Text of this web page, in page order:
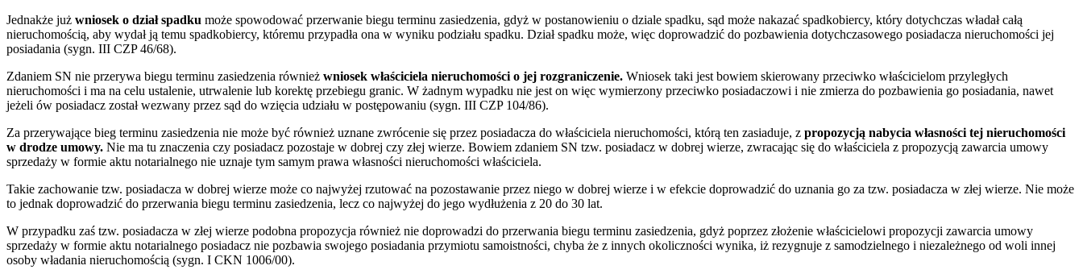
Jednakże już wniosek o dział spadku może spowodować przerwanie biegu terminu zasiedzenia, gdyż w postanowieniu o dziale spadku, sąd może nakazać spadkobiercy, który dotychczas władał całą
nieruchomością, aby wydał ją temu spadkobiercy, któremu przypadła ona w wyniku podziału spadku. Dział spadku może, więc doprowadzić do pozbawienia dotychczasowego posiadacza nieruchomości jej
posiadania (sygn. III CZP 46/68).
Zdaniem SN nie przerywa biegu terminu zasiedzenia również wniosek właściciela nieruchomości o jej rozgraniczenie. Wniosek taki jest bowiem skierowany przeciwko właścicielom przyległych
nieruchomości i ma na celu ustalenie, utrwalenie lub korektę przebiegu granic. W żadnym wypadku nie jest on więc wymierzony przeciwko posiadaczowi i nie zmierza do pozbawienia go posiadania, nawet
jeżeli ów posiadacz został wezwany przez sąd do wzięcia udziału w postępowaniu (sygn. III CZP 104/86).
Za przerywające bieg terminu zasiedzenia nie może być również uznane zwrócenie się przez posiadacza do właściciela nieruchomości, którą ten zasiaduje, z propozycją nabycia własności tej nieruchomości
w drodze umowy. Nie ma tu znaczenia czy posiadacz pozostaje w dobrej czy złej wierze. Bowiem zdaniem SN tzw. posiadacz w dobrej wierze, zwracając się do właściciela z propozycją zawarcia umowy
sprzedaży w formie aktu notarialnego nie uznaje tym samym prawa własności nieruchomości właściciela.
Takie zachowanie tzw. posiadacza w dobrej wierze może co najwyżej rzutować na pozostawanie przez niego w dobrej wierze i w efekcie doprowadzić do uznania go za tzw. posiadacza w złej wierze. Nie może
to jednak doprowadzić do przerwania biegu terminu zasiedzenia, lecz co najwyżej do jego wydłużenia z 20 do 30 lat.
W przypadku zaś tzw. posiadacza w złej wierze podobna propozycja również nie doprowadzi do przerwania biegu terminu zasiedzenia, gdyż poprzez złożenie właścicielowi propozycji zawarcia umowy
sprzedaży w formie aktu notarialnego posiadacz nie pozbawia swojego posiadania przymiotu samoistności, chyba że z innych okoliczności wynika, iż rezygnuje z samodzielnego i niezależnego od woli innej
osoby władania nieruchomością (sygn. I CKN 1006/00).